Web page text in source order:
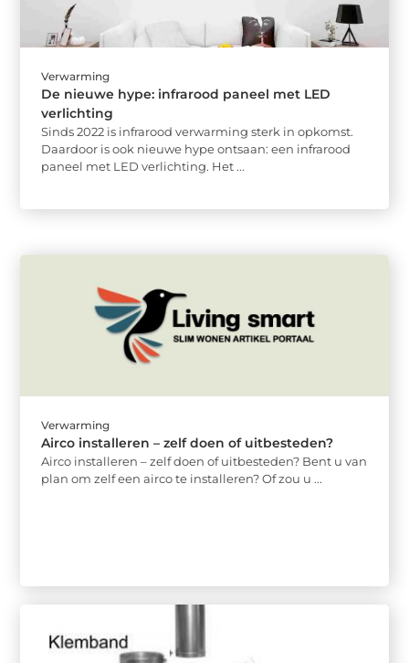
Verwarming
De nieuwe hype: infrarood paneel met LED
verlichting
Sinds 2022 is infrarood verwarming sterk in opkomst.
Daardoor is ook nieuwe hype ontsaan: een infrarood
paneel met LED verlichting. Het ...
Verwarming
Airco installeren – zelf doen of uitbesteden?
Airco installeren – zelf doen of uitbesteden? Bent u van
plan om zelf een airco te installeren? Of zou u ...